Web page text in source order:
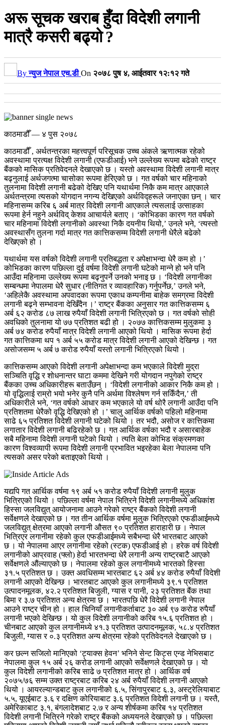
अरू सूचक खराब हुँदा विदेशी लगानी
मात्रै कसरी बढ्यो ?
Byन्युज नेपाल एच.डी On २०७८ पुष ४, आईतवार १२:१२ गते
काठमाडौँ — ४ पुस २०७८
काठमाडौँ , अर्थतन्त्रका महत्त्वपूर्ण परिसूचक उच्च अंकले ऋणात्मक रहेको
अवस्थामा प्रत्यक्ष विदेशी लगानी (एफडीआई) भने उल्लेख्य रूपमा बढेको राष्ट्र
बैंकको मासिक प्रतिवेदनले देखाएको छ । यस्तो अवस्थामा विदेशी लगानी मात्र
बढ्नुलाई अर्थजगत्मा चासोका रूपमा हेरिएको छ ।गत वर्षको चार महिनाको
तुलनामा विदेशी लगानी बढेको देखिए पनि यथार्थमा निकै कम मात्र आएकाले
अर्थतन्त्रमा त्यसको योगदान नगन्य देखिएको अर्थविद्हरूले जनाएका छन् ।चार
महिनासम्म करिब ६ अर्ब मात्र विदेशी लगानी आएकाले त्यसलाई उत्साहका
रूपमा हेर्न नहुने अर्थविद् केशव आचार्यले बताए । ‘कोभिडका कारण गत वर्षको
चार महिनामा विदेशी लगानीको अवस्था निकै दयनीय थियो,’ उनले भने, ‘त्यस्तो
अवस्थासँग तुलना गर्दा मात्र गत कात्तिकसम्म विदेशी लगानी धेरैले बढेको
देखिएको हो ।
यथार्थमा यस वर्षको विदेशी लगानी प्रतिबद्धता र अपेक्षाभन्दा धेरै कम हो ।’
कोभिडका कारण पछिल्ला दुई वर्षमा विदेशी लगानी घटेको मान्ने हो भने पनि
आउँदा महिनामा उल्लेख्य रूपमा बढ्नुपर्ने उनको भनाइ छ । ‘विदेशी लगानीका
सम्बन्धमा नेपालमा धेरै सुधार (नीतिगत र व्यावहारिक) गर्नुपर्नेछ,’ उनले भने,
‘अहिलेकै अवस्थामा अपवादका रूपमा एकाध कम्पनीमा बाहेक समग्रमा विदेशी
लगानी बढ्ने सम्भावना देखिँदैन ।’राष्ट्र बैंकका अनुसार गत कात्तिकसम्म ६
अर्ब ६२ करोड ८७ लाख रुपैयाँ विदेशी लगानी भित्रिएको छ । गत वर्षको सोही
अवधिको तुलनामा यो ७७ प्रतिशत बढी हो । २०७७ कात्तिकसम्म मुलुकमा ३
अर्ब ७४ करोड रुपैयाँ मात्र विदेशी लगानी आएको थियो । मासिक रूपमा हेर्दा
गत कात्तिकमा थप १ अर्ब ५५ करोड मात्र विदेशी लगानी आएको देखिन्छ । गत
असोजसम्म ५ अर्ब ७ करोड रुपैयाँ यस्तो लगानी भित्रिएको थियो ।
कात्तिकसम्म आएको विदेशी लगानी अपेक्षाभन्दा कम भएकाले विदेशी मुद्रा
सञ्चिति वृद्धि र शोधनान्तर घाटा कममा देखिने गरी योगदान नपुगेको राष्ट्र
बैंकका उच्च अधिकारीहरू बताउँछन् । ‘विदेशी लगानीको आकार निकै कम हो ।
यो वृद्धिलाई राम्रो भयो भनेर कुनै पनि अर्थमा विश्लेषण गर्न सकिँदैन,’ ती
अधिकारीले भने, ‘गत वर्षको आधार कम भएकाले यो वर्ष थोरै लगानी आउँदा पनि
प्रतिशतमा धेरैको वृद्धि देखिएको हो ।’ चालु आर्थिक वर्षको पहिलो महिनामा
साढे ६५ प्रतिशत विदेशी लगानी घटेको थियो । तर भदौ, असोज र कात्तिकमा
लगातार विदेशी लगानी बढिरहेको छ । गत आर्थिक वर्षका भदौ र असारबाहेक
सबै महिनामा विदेशी लगानी घटेको थियो । त्यति बेला कोभिड संक्रमणका
कारण विश्वव्यापी रूपमा विदेशी लगानी प्रभावित भइरहेका बेला नेपालमा पनि
त्यसको असर परेको बताइएको थियो ।
यद्यपि गत आर्थिक वर्षमा १९ अर्ब ५१ करोड रुपैयाँ विदेशी लगानी मुलुक
भित्रिएको थियो । पछिल्ला वर्षमा नेपाल भित्रिने विदेशी लगानीमध्ये अधिकांश
हिस्सा जलविद्युत् आयोजनामा आउने गरेको राष्ट्र बैंकको विदेशी लगानी
सर्वेक्षणले देखाएको छ । गत तीन आर्थिक वर्षमा मुलुक भित्रिएको एफडीआईमध्ये
जलविद्युत् क्षेत्रमा आएको लगानी औसत ९० प्रतिशत हाराहारी छ । नेपाल
भित्रिएर लगानीमा रहेको कुल एफडीआईमध्ये सबैभन्दा धेरै भारतबाट आएको
छ । यो नेपालमा आएर लगानीमा रहेको (स्टक) एफडीआई हो । हरेक वर्ष विदेशी
लगानीको आप्रवाह (फ्लो) हेर्दा भारतभन्दा धेरै लगानी अन्य राष्ट्रबाटै आएको
सर्वेक्षणले औंल्याएको छ । नेपालमा रहेको कुल लगानीमध्ये भारतको हिस्सा
३१.५ प्रतिशत छ । उक्त अवधिसम्म भारतबाट ६२ अर्ब ४४ करोड रुपैयाँ विदेशी
लगानी आएको देखिन्छ । भारतबाट आएको कुल लगानीमध्ये ३९.१ प्रतिशत
उत्पादनमूलक, ४२.२ प्रतिशत बिजुली, ग्यास र पानी, २३ प्रतिशत बैंक तथा
बिमा र ३.७ प्रतिशत अन्य क्षेत्रमा छ । भारतपछि धेरै विदेशी लगानी नेपाल
आउने राष्ट्र चीन हो । हाल चिनियाँ लगानीकर्ताबाट ३० अर्ब ९७ करोड रुपैयाँ
लगानी भएको देखिन्छ । यो कुल विदेशी लगानीको करिब १५.६ प्रतिशत हो ।
चीनबाट आएको कुल लगानीमध्ये ४१.३ प्रतिशत उत्पादनमूलक, ५८.४ प्रतिशत
बिजुली, ग्यास र ०.३ प्रतिशत अन्य क्षेत्रमा रहेको प्रतिवेदनले देखाएको छ ।
कर छल्न सजिलो मानिएको ‘ट्याक्स हेवन’ भनिने सेन्ट किट्स एन्ड नेभिसबाट
नेपालमा कुल १५ अर्ब २६ करोड लगानी आएको सर्वेक्षणले देखाएको छ । यो
कुल विदेशी लगानीको करिब साढे ७ प्रतिशत मात्र हो । आर्थिक वर्ष
२०७५/७६ सम्म उक्त राष्ट्रबाट करिब २४ अर्ब रुपैयाँ विदेशी लगानी आएको
थियो । आयरल्यान्डबाट कुल लगानीको ६.५, सिंगापुरबाट ६.३, अस्ट्रेलियाबाट
५.५, यूएईबाट ३.६ र दक्षिण कोरियाबाट ३.६ प्रतिशत विदेशी लगानी छ । यस्तै,
अमेरिकाबाट ३.१, बंगलादेशबाट २.७ र अन्य शीर्षकमा करिब १४ प्रतिशत
विदेशी लगानी भित्रिने गरेको राष्ट्र बैंकको अध्ययनले देखाएको छ । पछिल्ला